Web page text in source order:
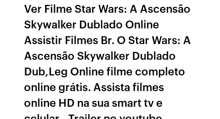
Ver Filme Star Wars: A Ascensão
Skywalker Dublado Online
Assistir Filmes Br. O Star Wars: A
Ascensão Skywalker Dublado
Dub,Leg Online filme completo
online grátis. Assista filmes
online HD na sua smart tv e